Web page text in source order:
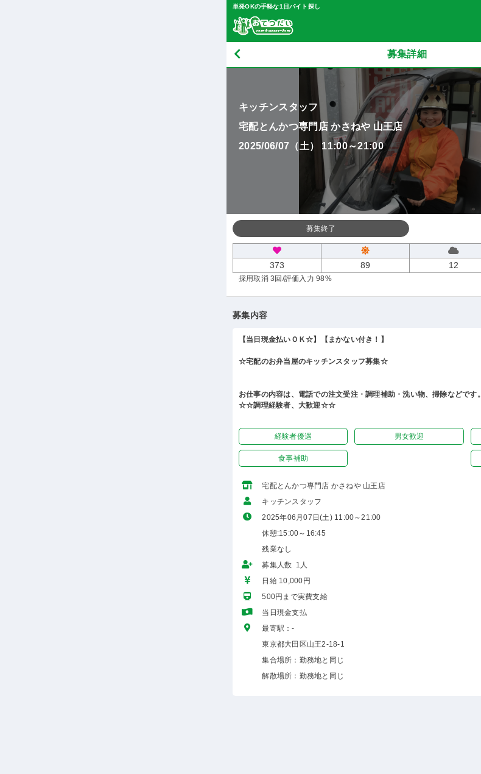
単発OKの手軽な1日バイト探し
募集詳細
キッチンスタッフ
宅配とんかつ専門店 かさねや 山王店
2025/06/07（土） 11:00～21:00
募集終了
373 89 12
採用取消 3回 /評価入力 98%
募集内容
【当日現金払いＯＫ☆】【まかない付き！】
☆宅配のお弁当屋のキッチンスタッフ募集☆
お仕事の内容は、電話での注文受注・調理補助・洗い物、掃除などです。
☆☆調理経験者、大歓迎☆☆
経験者優遇 男女歓迎
食事補助
宅配とんかつ専門店 かさねや 山王店
キッチンスタッフ
2025年06月07日(土) 11:00～21:00
休憩:15:00～16:45
残業なし
募集人数 1人
日給 10,000円
500円まで実費支給
当日現金支払
最寄駅：-
東京都大田区山王2-18-1
集合場所：勤務地と同じ
解散場所：勤務地と同じ